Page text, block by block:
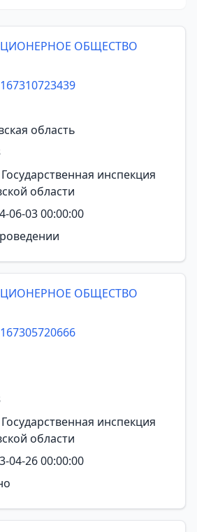
ОБЩЕСТВО
область
Государственная инспекция
области
06-03 00:00:00
ОБЩЕСТВО
Государственная инспекция
области
04-26 00:00:00